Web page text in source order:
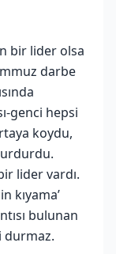
bir lider olsa
darbe
genci hepsi
koydu,
lider vardı.
kıyama’
bulunan
durmaz.